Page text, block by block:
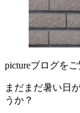
pictureブログを
まだまだ暑い日
うか？